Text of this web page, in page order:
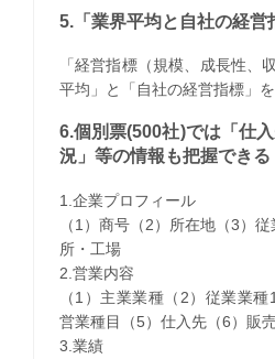
5.「業界平均と自社の経営
「経営指標（規模、成長性、
平均」と「自社の経営指標」
6.個別票(500社)では「仕
況」等の情報も把握できる
1.企業プロフィール
（1）商号（2）所在地（3）
所・工場
2.営業内容
（1）主業業種（2）従業業種
営業種目（5）仕入先（6）販
3.業績